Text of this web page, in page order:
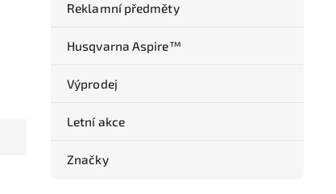
Reklamní předměty
Husqvarna Aspire™
Výprodej
Letní akce
Značky